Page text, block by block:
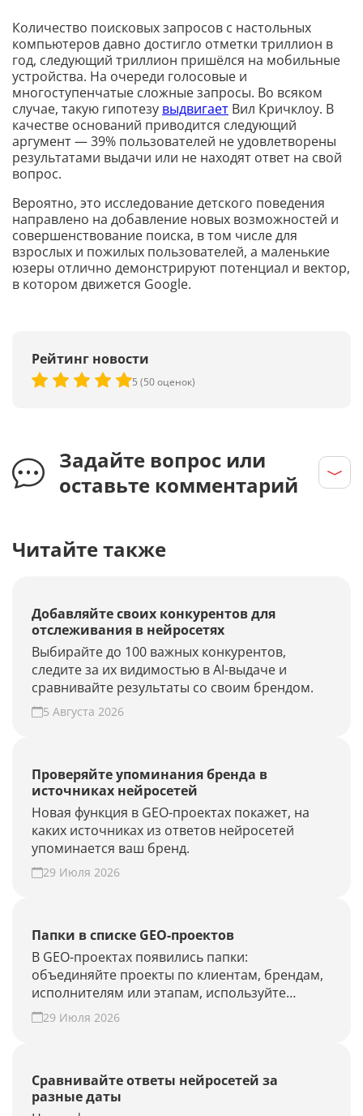
Количество поисковых запросов с настольных
компьютеров давно достигло отметки триллион в
год, следующий триллион пришёлся на мобильные
устройства. На очереди голосовые и
многоступенчатые сложные запросы. Во всяком
случае, такую гипотезу выдвигает Вил Кричклоу. В
качестве оснований приводится следующий
аргумент — 39% пользователей не удовлетворены
результатами выдачи или не находят ответ на свой
вопрос.
Вероятно, это исследование детского поведения
направлено на добавление новых возможностей и
совершенствование поиска, в том числе для
взрослых и пожилых пользователей, а маленькие
юзеры отлично демонстрируют потенциал и вектор,
в котором движется Google.
Рейтинг новости
5 (50 оценок)
Задайте вопрос или
оставьте комментарий
Читайте также
Добавляйте своих конкурентов для
отслеживания в нейросетях
Выбирайте до 100 важных конкурентов,
следите за их видимостью в AI-выдаче и
сравнивайте результаты со своим брендом.
5 Августа 2026
Проверяйте упоминания бренда в
источниках нейросетей
Новая функция в GEO-проектах покажет, на
каких источниках из ответов нейросетей
упоминается ваш бренд.
29 Июля 2026
Папки в списке GEO-проектов
В GEO-проектах появились папки:
объединяйте проекты по клиентам, брендам,
исполнителям или этапам, используйте
фильтры и быстрее находите нужные.
Наведите порядок в списке проектов.
29 Июля 2026
Сравнивайте ответы нейросетей за
разные даты